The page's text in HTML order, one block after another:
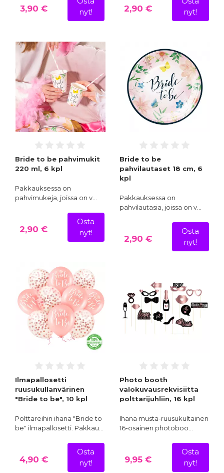
3,90 €
nyt!
2,90 €
nyt!
Bride to be pahvimukit
220 ml, 6 kpl
Pakkauksessa on
pahvimukeja, joissa on v…
2,90 €
Osta
nyt!
Bride to be
pahvilautaset 18 cm, 6
kpl
Pakkauksessa on
pahvilautasia, joissa on v…
2,90 €
Osta
nyt!
Ilmapallosetti
ruusukullanvärinen
"Bride to be", 10 kpl
Polttareihin ihana "Bride to
be" ilmapallosetti. Pakkau…
4,90 €
Osta
nyt!
Photo booth
valokuvausrekvisiitta
polttarijuhliin, 16 kpl
Ihana musta-ruusukultainen
16-osainen photoboo…
9,95 €
Osta
nyt!